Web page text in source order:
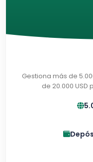
Gestiona más de
de 20.000 USD